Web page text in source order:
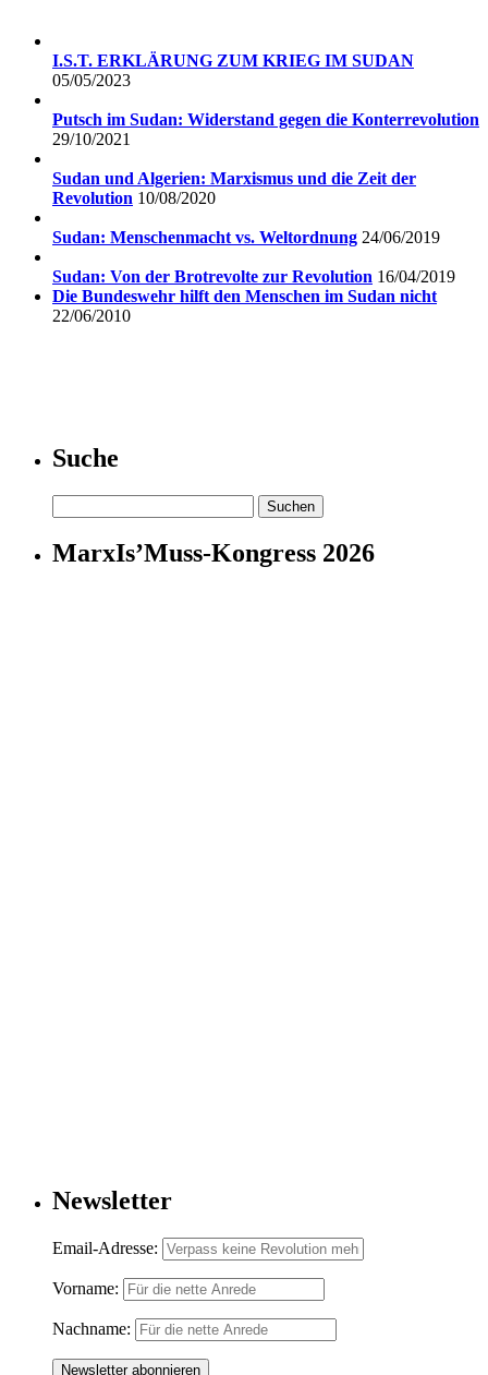
I.S.T. ERKLÄRUNG ZUM KRIEG IM SUDAN
05/05/2023
Putsch im Sudan: Widerstand gegen die Konterrevolution
29/10/2021
Sudan und Algerien: Marxismus und die Zeit der
Revolution 10/08/2020
Sudan: Menschenmacht vs. Weltordnung 24/06/2019
Sudan: Von der Brotrevolte zur Revolution 16/04/2019
Die Bundeswehr hilft den Menschen im Sudan nicht
22/06/2010
Suche
nach:
MarxIs’Muss-Kongress 2026
Newsletter
Email-Adresse:
Vorname:
Nachname: